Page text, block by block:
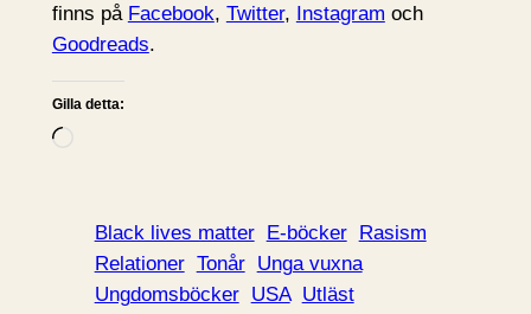
finns på Facebook, Twitter, Instagram och
Goodreads.
Gilla detta:
L
Black lives matter E-böcker Rasism
Relationer Tonår Unga vuxna
Ungdomsböcker USA Utläst